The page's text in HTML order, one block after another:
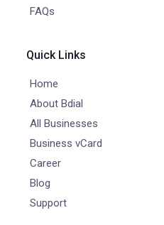
FAQs
Quick Links
Home
About Bdial
All Businesses
Business vCard
Career
Blog
Support